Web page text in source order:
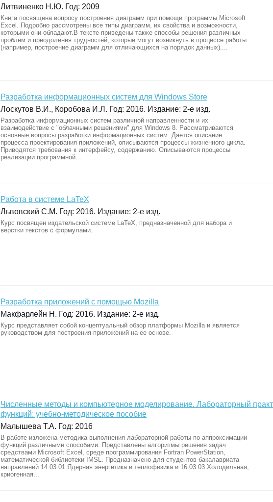
Литвиненко Н.Ю. Год: 2009
Книга посвящена вопросу построения диаграмм при помощи программы Microsoft
Excel. Подробно рассмотрены все типы диаграмм, их свойства и возможности,
которыми они обладают.В тексте приведены также способы решения различных
проблем и преодоления трудностей, которые могут возникнуть в процессе работы
(например, построение диаграмм для отличающихся на порядок данных)....
Разработка информационных систем для Windows Store
Лоскутов В.И., Коробова И.Л. Год: 2016. Издание: 2-е изд.
Разработка информационных систем различной направленности и их
взаимодействие с "облачными решениями" для Windows 8. Рассматриваются
основные вопросы разработки информационных систем. Дается описание
процесса проектирования приложений, описываются процессы жизненного цикла.
Приводятся требования к интерфейсу, содержанию. Описываются процессы
реализации программной...
Работа в системе LaTeX
Львовский С.М. Год: 2016. Издание: 2-е изд.
Курс посвящен издательской системе LaTeX, предназначенной для набора и
верстки текстов с формулами.
Разработка приложений с помощью Mozilla
Макфарлейн Н. Год: 2016. Издание: 2-е изд.
Курс представляет собой концептуальный обзор платформы Mozilla и является
руководством для построения приложений на ее основе.
Численные методы и компьютерное моделирование. Лабораторный
функций: учебно-методическое пособие
Малышева Т.А. Год: 2016
В работе изложена методика выполнения лабораторной работы по аппроксимации
функций различными способами. Представлены алгоритмы решения задач
средствами Microsoft Excel, среде программирования Fortran PowerStation,
математической библиотеки IMSL. Предназначено для студентов бакалавриата
направлений 14.03.01 Ядерная энергетика и теплофизика и 16.03.03 Холодильная,
криогенная...